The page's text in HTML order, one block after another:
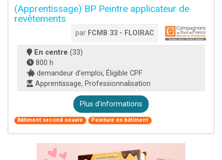
(Apprentissage) BP Peintre applicateur de
revêtements
par FCMB 33 - FLOIRAC
En centre (33)
800 h
demandeur d’emploi, Éligible CPF
Apprentissage, Professionnalisation
Plus d'informations
Bâtiment second oeuvre Peinture en bâtiment